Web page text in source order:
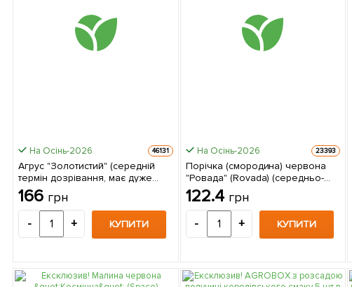
На Осінь-2026 46131
Агрус "Золотистий" (середній
термін дозрівання, має дуже
солодкі, великі ягоди) 1
саджанець в упаковці
166 грн
- + КУПИТИ
На Осінь-2026 23393
Порічка (смородина) червона
"Ровада" (Rovada) (середньо-
пізній термін дозрівання, має
великі, тверді і блискучі ягоди) 1
саджанець в упаковці
122.4 грн
- + КУПИТИ